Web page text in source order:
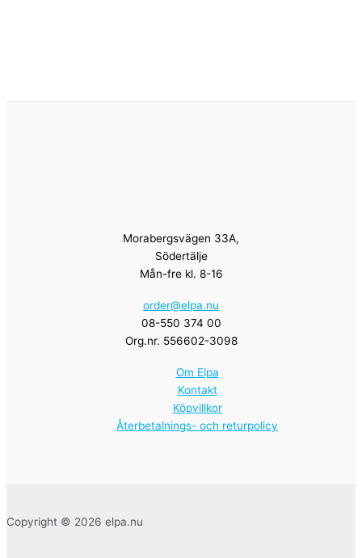
Morabergsvägen 33A,
Södertälje
Mån-fre kl. 8-16
order@elpa.nu
08-550 374 00
Org.nr. 556602-3098
Om Elpa
Kontakt
Köpvillkor
Återbetalnings- och returpolicy
Copyright © 2026 elpa.nu